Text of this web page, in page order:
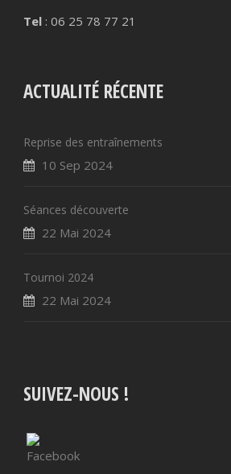
Tel : 06 25 78 77 21
ACTUALITÉ RÉCENTE
Reprise des entraînements
10 Sep 2024
Séances découverte
22 Mai 2024
Tournoi 2024
22 Mai 2024
SUIVEZ-NOUS !